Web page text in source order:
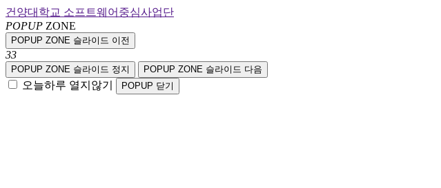
건양대학교 소프트웨어중심사업단
POPUP ZONE
POPUP ZONE 슬라이드 이전
33
POPUP ZONE 슬라이드 정지 POPUP ZONE 슬라이드 다음
오늘하루 열지않기 POPUP 닫기